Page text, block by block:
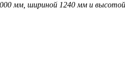
мм, шириной 1240 мм и